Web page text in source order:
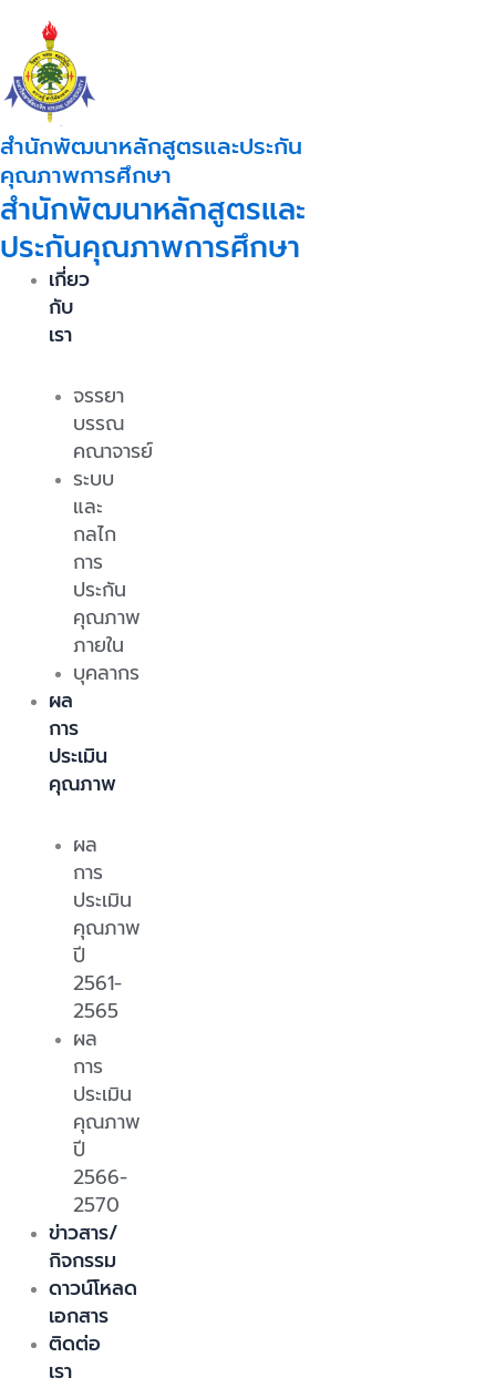
content
สำนักพัฒนาหลักสูตรและประกัน
คุณภาพการศึกษา
สำนักพัฒนาหลักสูตรและ
ประกันคุณภาพการศึกษา
เกี่ยว
กับ
เรา
จรรยา
บรรณ
คณาจารย์
ระบบ
และ
กลไก
การ
ประกัน
คุณภาพ
ภายใน
บุคลากร
ผล
การ
ประเมิน
คุณภาพ
ผล
การ
ประเมิน
คุณภาพ
ปี
2561-
2565
ผล
การ
ประเมิน
คุณภาพ
ปี
2566-
2570
ข่าวสาร/
กิจกรรม
ดาวน์โหลด
เอกสาร
ติดต่อ
เรา